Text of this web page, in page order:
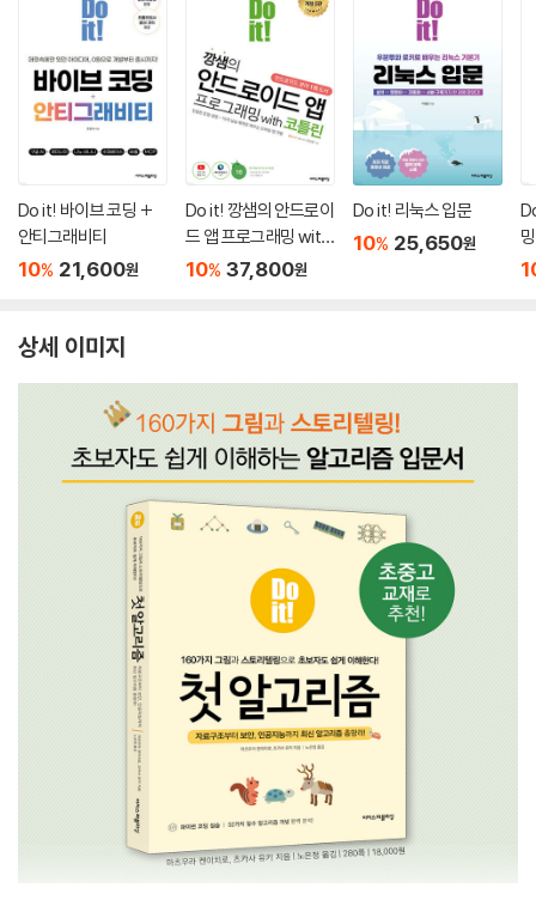
Do it! 바이브 코딩 +
안티그래비티
10% 21,600원
Do it! 깡샘의 안드로이
드 앱 프로그래밍 with
코틀린 ─ 개정 5판
10% 37,800원
Do it! 리눅스 입문
10% 25,650원
상세 이미지